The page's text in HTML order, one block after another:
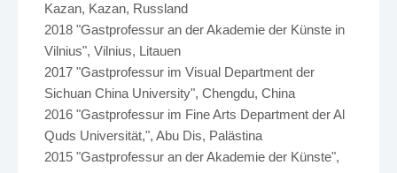
Kazan, Kazan, Russland
2018 "Gastprofessur an der Akademie der Künste in
Vilnius", Vilnius, Litauen
2017 "Gastprofessur im Visual Department der
Sichuan China University", Chengdu, China
2016 "Gastprofessur im Fine Arts Department der Al
Quds Universität,", Abu Dis, Palästina
2015 "Gastprofessur an der Akademie der Künste",